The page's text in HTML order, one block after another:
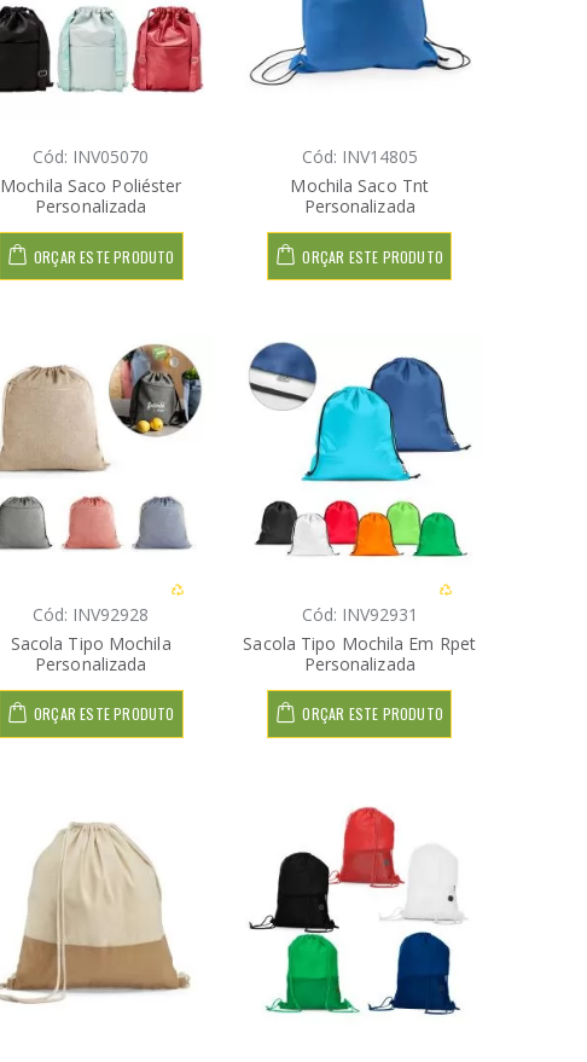
Cód: INV05070
Mochila Saco Poliéster
Personalizada
ORÇAR ESTE PRODUTO
Cód: INV14805
Mochila Saco Tnt
Personalizada
ORÇAR ESTE PRODUTO
Cód: INV92928
Sacola Tipo Mochila
Personalizada
ORÇAR ESTE PRODUTO
Cód: INV92931
Sacola Tipo Mochila Em Rpet
Personalizada
ORÇAR ESTE PRODUTO